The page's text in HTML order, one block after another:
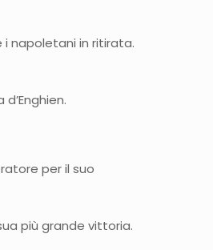
napoletani in ritirata.
per il suo
più grande vittoria.